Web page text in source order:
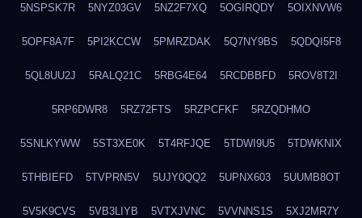
5NSPSK7R 5NYZ03GV 5NZ2F7XQ 5OGIRQDY 5OIXNVW6
5OPF8A7F 5PI2KCCW 5PMRZDAK 5Q7NY9BS 5QDQI5F8
5QL8UU2J 5RALQ21C 5RBG4E64 5RCDBBFD 5ROV8T2I
5RP6DWR8 5RZ72FTS 5RZPCFKF 5RZQDHMO
5SNLKYWW 5ST3XE0K 5T4RFJQE 5TDWI9U5 5TDWKNIX
5THBIEFD 5TVPRN5V 5UJY0QQ2 5UPNX603 5UUMB8OT
5V5K9CVS 5VB3LIYB 5VTXJVNC 5VVNNS1S 5XJ2MR7Y